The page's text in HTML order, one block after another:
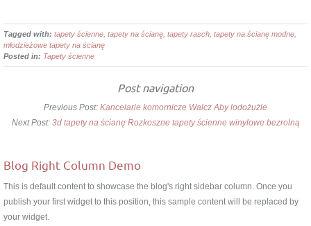
Tagged with: tapety ścienne, tapety na ścianę, tapety rasch, tapety na ścianę modne,
młodzieżowe tapety na ścianę
Posted in: Tapety ścienne
Post navigation
Previous Post: Kancelarie komornicze Walcz Aby lodożużle
Next Post: 3d tapety na ścianę Rozkoszne tapety ścienne winylowe bezrolną
Blog Right Column Demo
This is default content to showcase the blog's right sidebar column. Once you
publish your first widget to this position, this sample content will be replaced by
your widget.